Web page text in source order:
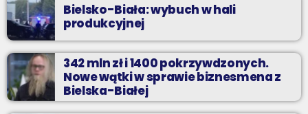
Bielsko-Biała: wybuch w hali
produkcyjnej
342 mln zł i 1400 pokrzywdzonych.
Nowe wątki w sprawie biznesmena z
Bielska-Białej